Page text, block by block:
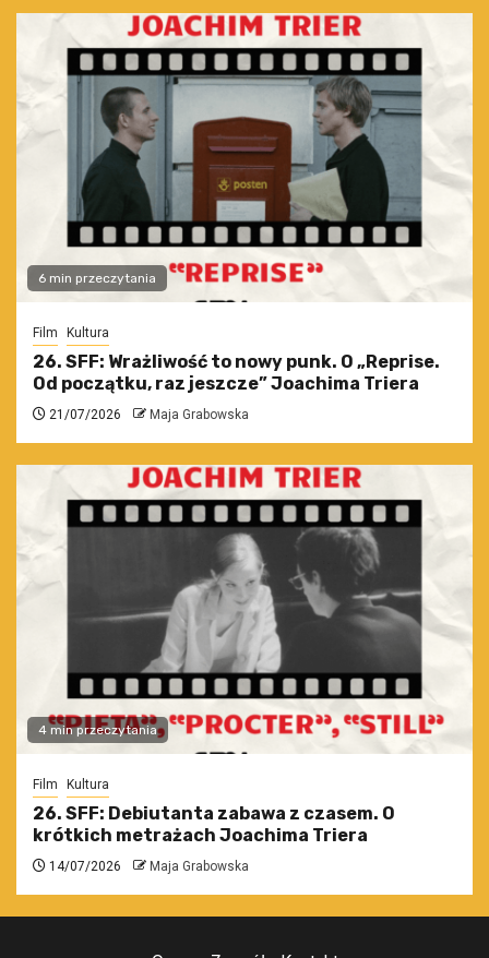
6 min przeczytania
Film Kultura
26. SFF: Wrażliwość to nowy punk. O „Reprise.
Od początku, raz jeszcze” Joachima Triera
21/07/2026 Maja Grabowska
4 min przeczytania
Film Kultura
26. SFF: Debiutanta zabawa z czasem. O
krótkich metrażach Joachima Triera
14/07/2026 Maja Grabowska